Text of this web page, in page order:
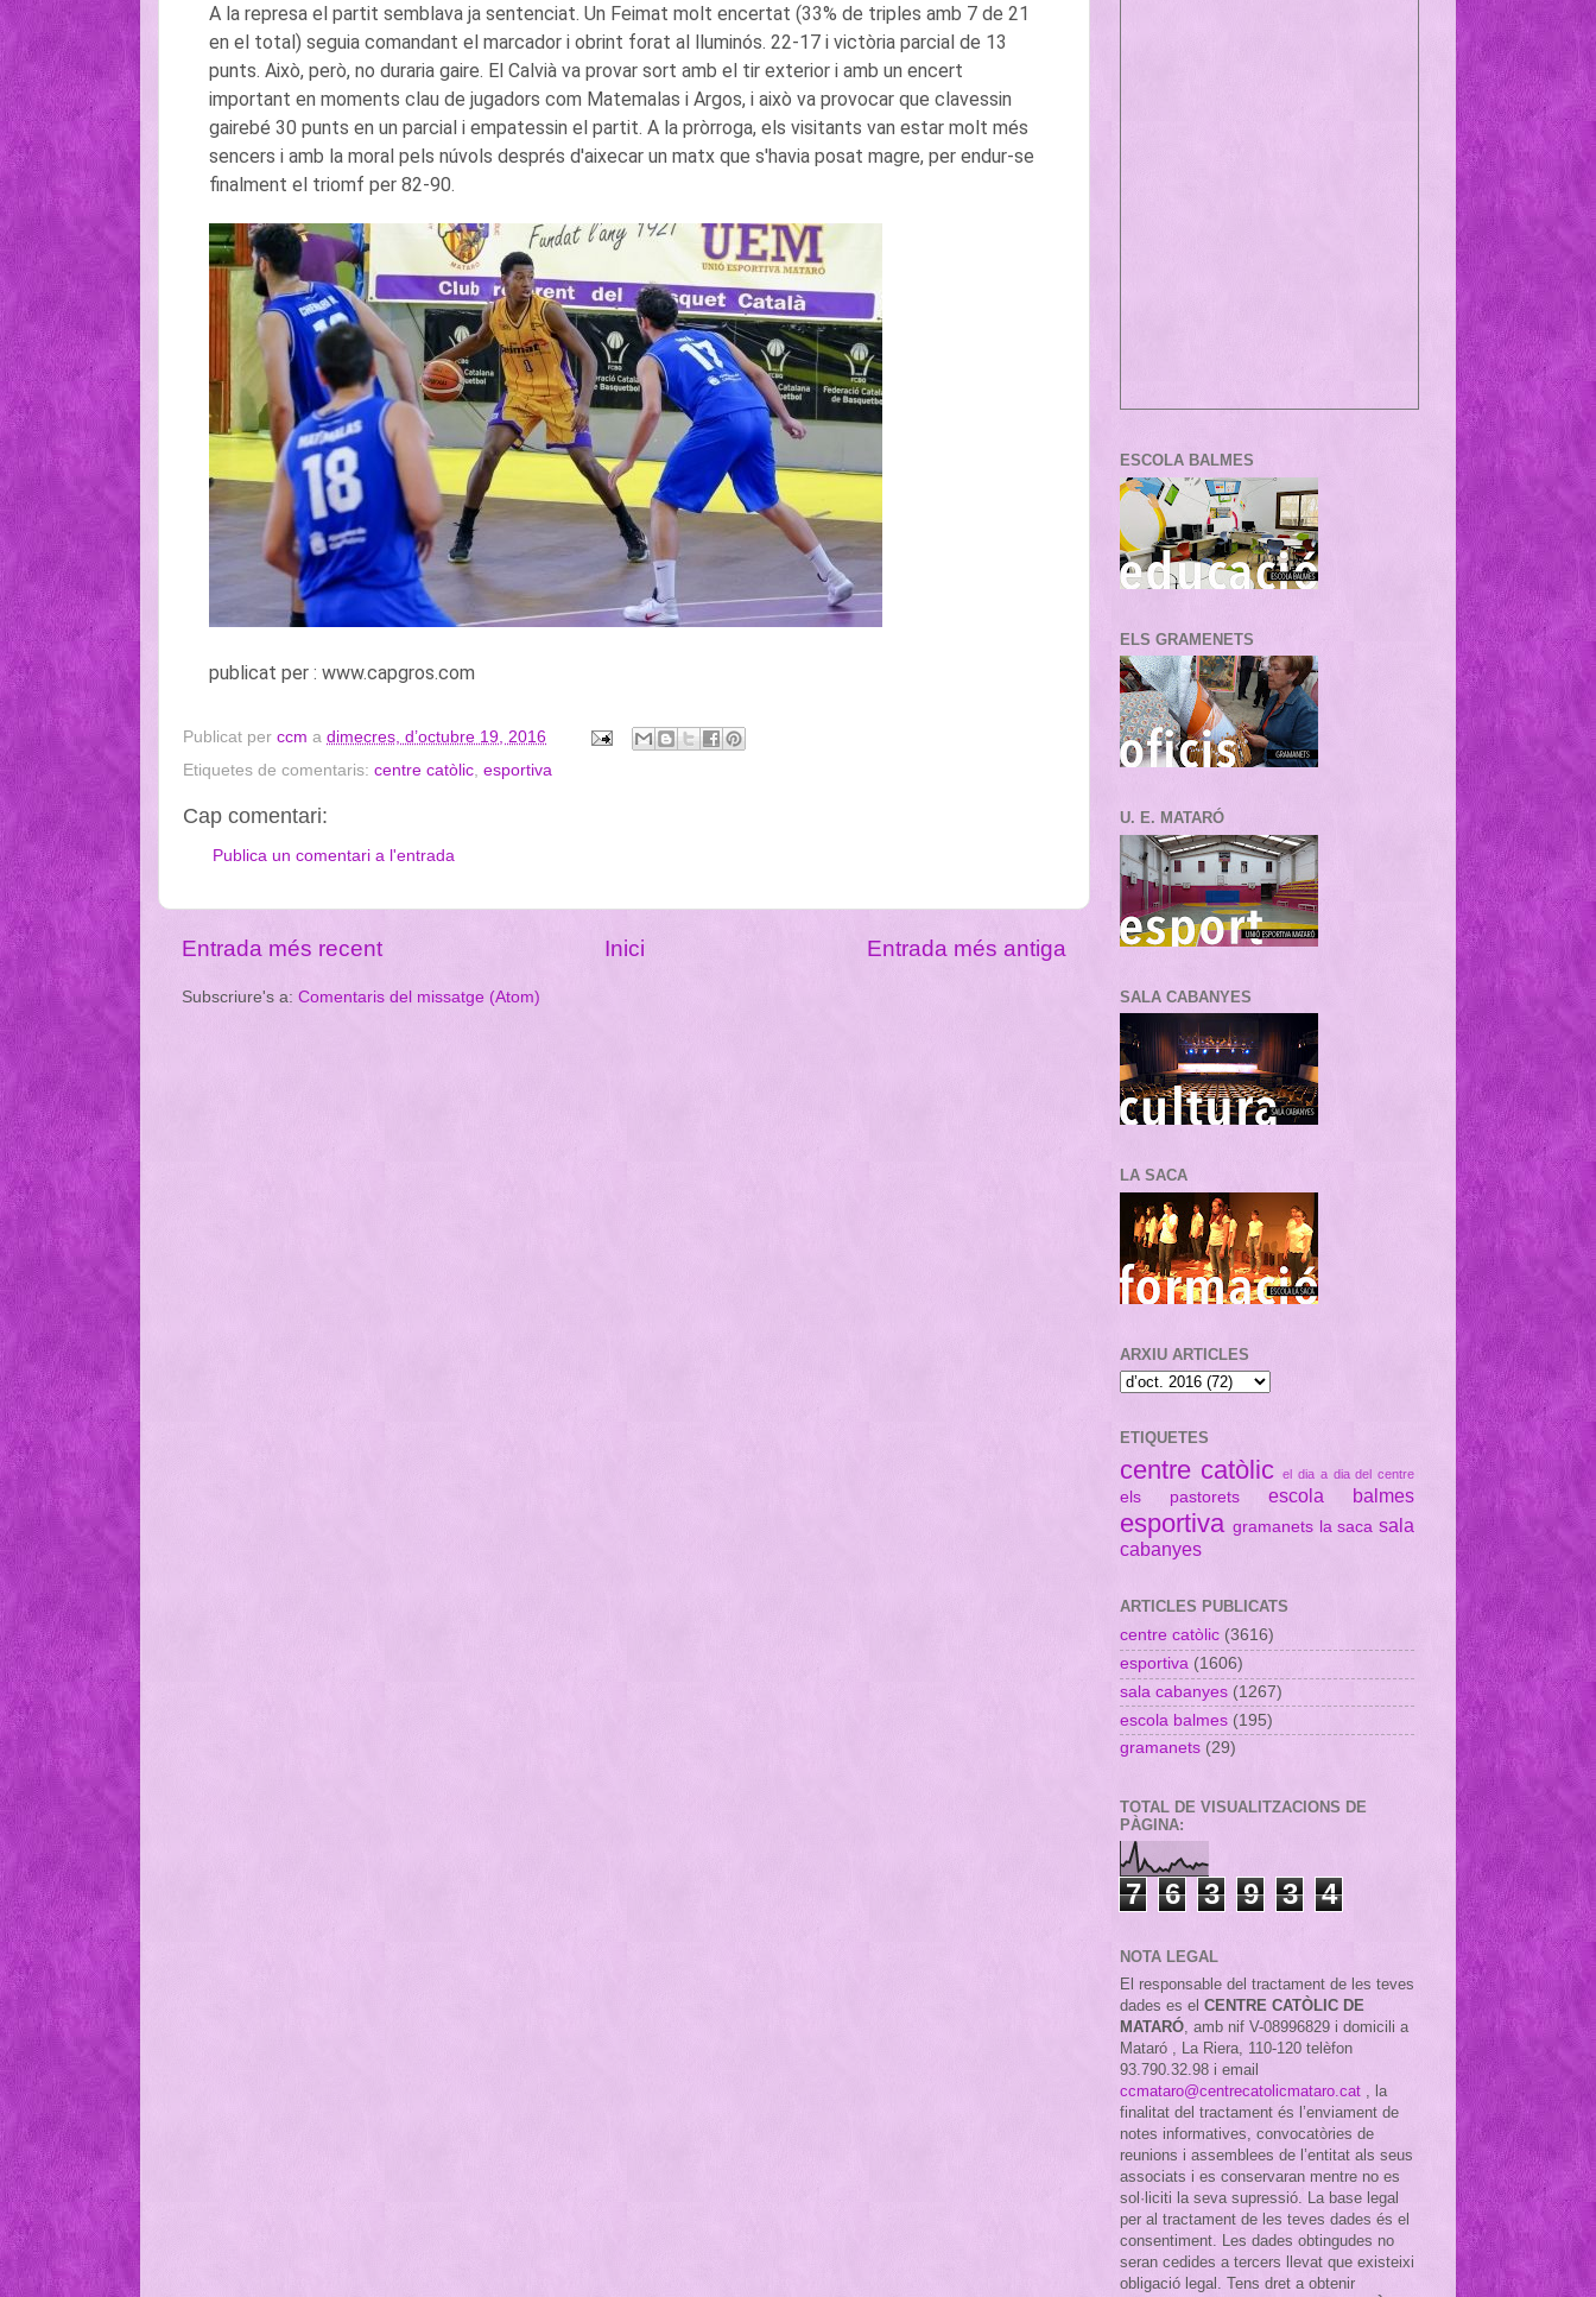
A la represa el partit semblava ja sentenciat. Un Feimat molt encertat (33% de triples amb 7 de 21
en el total) seguia comandant el marcador i obrint forat al lluminós. 22-17 i victòria parcial de 13
punts. Això, però, no duraria gaire. El Calvià va provar sort amb el tir exterior i amb un encert
important en moments clau de jugadors com Matemalas i Argos, i això va provocar que clavessin
gairebé 30 punts en un parcial i empatessin el partit. A la pròrroga, els visitants van estar molt més
sencers i amb la moral pels núvols després d'aixecar un matx que s'havia posat magre, per endur-se
finalment el triomf per 82-90.
publicat per : www.capgros.com
Publicat per ccm a dimecres, d’octubre 19, 2016
Etiquetes de comentaris: centre catòlic, esportiva
Cap comentari:
Publica un comentari a l'entrada
Entrada més recent Entrada més antiga
Inici
Subscriure's a: Comentaris del missatge (Atom)
ESCOLA BALMES
ELS GRAMENETS
U. E. MATARÓ
SALA CABANYES
LA SACA
ARXIU ARTICLES
ETIQUETES
centre catòlic el dia a dia del centre
els pastorets escola balmes
esportiva gramanets la saca sala
cabanyes
ARTICLES PUBLICATS
centre catòlic (3616)
esportiva (1606)
sala cabanyes (1267)
escola balmes (195)
gramanets (29)
TOTAL DE VISUALITZACIONS DE
PÀGINA:
7 6 3 9 3 4
NOTA LEGAL
El responsable del tractament de les teves
dades es el CENTRE CATÒLIC DE
MATARÓ , amb nif V-08996829 i domicili a
Mataró , La Riera, 110-120 telèfon
93.790.32.98 i email
ccmataro@centrecatolicmataro.cat
la
finalitat del tractament és l’enviament de
notes informatives, convocatòries de
reunions i assemblees de l’entitat als seus
associats i es conservaran mentre no es
sol·liciti la seva supressió. La base legal
per al tractament de les teves dades és el
consentiment. Les dades obtingudes no
seran cedides a tercers llevat que existeixi
obligació legal. Tens dret a obtenir